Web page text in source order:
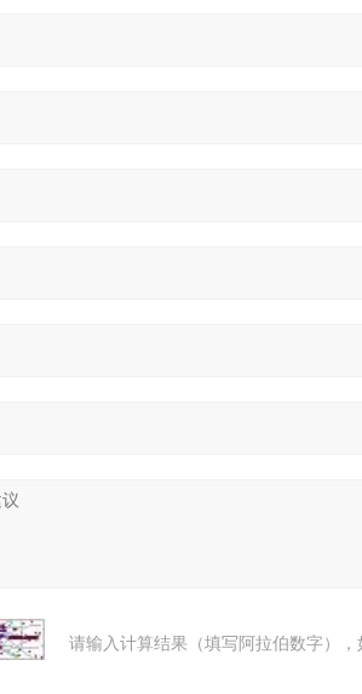
请输入计算结果（填写阿拉伯数字），